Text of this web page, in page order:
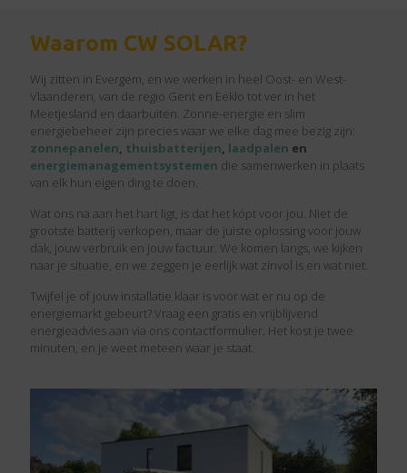
Waarom CW SOLAR?
Wij zitten in Evergem, en we werken in heel Oost- en West-
Vlaanderen, van de regio Gent en Eeklo tot ver in het
Meetjesland en daarbuiten. Zonne-energie en slim
energiebeheer zijn precies waar we elke dag mee bezig zijn:
zonnepanelen, thuisbatterijen, laadpalen en
energiemanagementsystemen die samenwerken in plaats
van elk hun eigen ding te doen.
Wat ons na aan het hart ligt, is dat het kópt voor jou. Niet de
grootste batterij verkopen, maar de juiste oplossing voor jouw
dak, jouw verbruik en jouw factuur. We komen langs, we kijken
naar je situatie, en we zeggen je eerlijk wat zinvol is en wat niet.
Twijfel je of jouw installatie klaar is voor wat er nu op de
energiemarkt gebeurt? Vraag een gratis en vrijblijvend
energieadvies aan via ons contactformulier. Het kost je twee
minuten, en je weet meteen waar je staat.